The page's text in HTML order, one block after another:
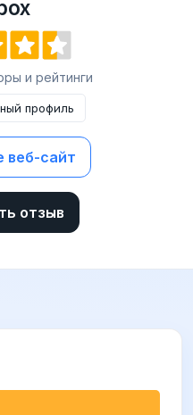
и рейтинги
профиль
веб-сайт
отзыв